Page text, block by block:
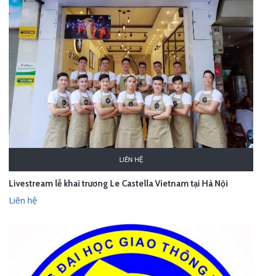
LIÊN HỆ
Livestream lễ khai trương Le Castella Vietnam tại Hà Nội
Liên hệ